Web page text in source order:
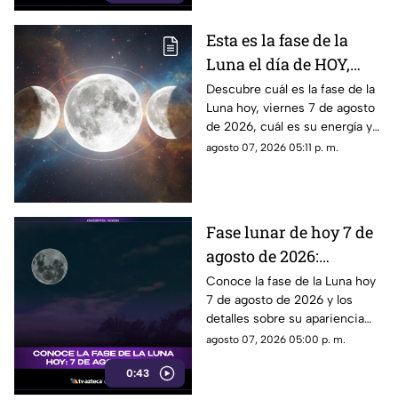
Esta es la fase de la
Luna el día de HOY,
viernes 7 de agosto de
2026: ¿Cómo se verá el
astro durante la noche?
Descubre cuál es la fase de la
Luna hoy, viernes 7 de agosto
de 2026, cuál es su energía y
cómo nos podría afectar.
agosto 07, 2026 05:11 p. m.
0:43
Fase lunar de hoy 7 de
agosto de 2026:
descubre cómo luce la
Luna y su significado
Conoce la fase de la Luna hoy
7 de agosto de 2026 y los
detalles sobre su apariencia
durante esta jornada.
agosto 07, 2026 05:00 p. m.